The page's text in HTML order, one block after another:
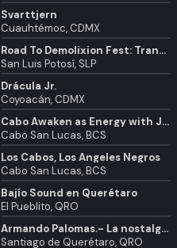
Svarttjern
Cuauhtémoc, CDMX
Road To Demolixion Fest: Transmetal, Strike Master & Voltax
San Luis Potosí, SLP
Drácula Jr.
Coyoacán, CDMX
Cabo Awaken as Energy with James, Monique, Lawrence and Peter
Cabo San Lucas, BCS
Los Cabos, Los Ángeles Negros
Cabo San Lucas, BCS
Bajío Sound en Querétaro
El Pueblito, QRO
Armando Palomas.- La nostalgia de las servilletas en Querétaro
Santiago de Querétaro, QRO